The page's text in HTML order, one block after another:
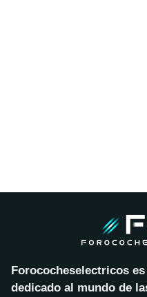
Forococheselectricos
dedicado al mundo de